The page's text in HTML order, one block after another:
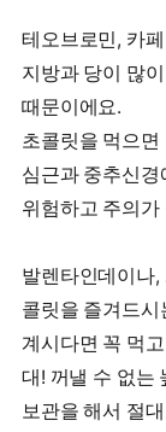
테오브로민, 카
지방과 당이 많
때문이에요.
초콜릿을 먹으
심근과 중추신경
위험하고 주의가
발렌타인데이나
콜릿을 즐겨드시
계시다면 꼭 먹
대! 꺼낼 수 없는
보관을 해서 절